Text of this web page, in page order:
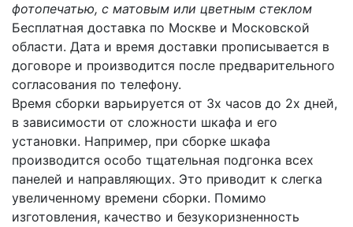
фотопечатью, с матовым или цветным стеклом
Бесплатная доставка по Москве и Московской
области. Дата и время доставки прописывается в
договоре и производится после предварительного
согласования по телефону.
Время сборки варьируется от 3х часов до 2х дней,
в зависимости от сложности шкафа и его
установки. Например, при сборке шкафа
производится особо тщательная подгонка всех
панелей и направляющих. Это приводит к слегка
увеличенному времени сборки. Помимо
изготовления, качество и безукоризненность